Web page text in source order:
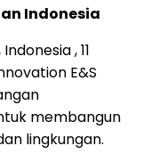
Indonesia
Indonesia,11
E&S
membangun
lingkungan.